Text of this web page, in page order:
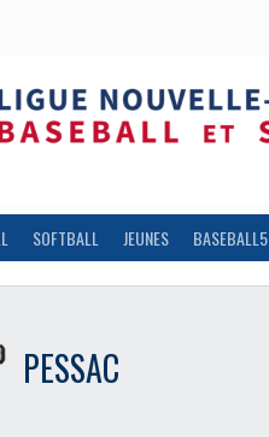
SOFTBALL JEUNES BASEBALL5
PESSAC